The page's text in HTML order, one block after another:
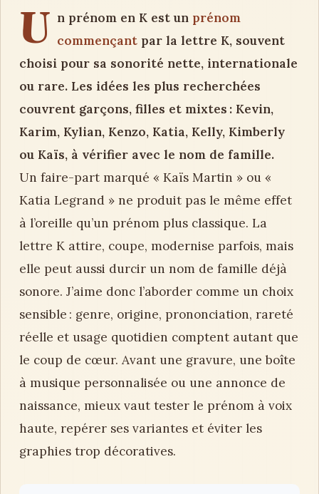
U n prénom en K est un prénom
commençantpar la lettre K, souvent
choisi pour sa sonorité nette, internationale
ou rare. Les idées les plus recherchées
couvrent garçons, filles et mixtes : Kevin,
Karim, Kylian, Kenzo, Katia, Kelly, Kimberly
ou Kaïs, à vérifier avec le nom de famille.
Un faire-part marqué « Kaïs Martin » ou «
Katia Legrand » ne produit pas le même effet
à l’oreille qu’un prénom plus classique. La
lettre K attire, coupe, modernise parfois, mais
elle peut aussi durcir un nom de famille déjà
sonore. J’aime donc l’aborder comme un choix
sensible : genre, origine, prononciation, rareté
réelle et usage quotidien comptent autant que
le coup de cœur. Avant une gravure, une boîte
à musique personnalisée ou une annonce de
naissance, mieux vaut tester le prénom à voix
haute, repérer ses variantes et éviter les
graphies trop décoratives.